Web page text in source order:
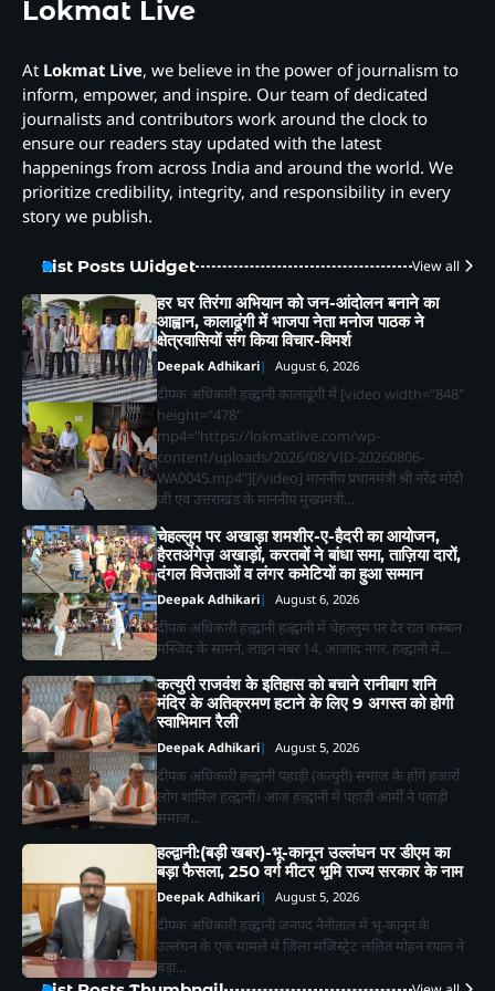
Lokmat Live
At Lokmat Live, we believe in the power of journalism to
inform, empower, and inspire. Our team of dedicated
journalists and contributors work around the clock to
ensure our readers stay updated with the latest
happenings from across India and around the world. We
prioritize credibility, integrity, and responsibility in every
story we publish.
List Posts Widget View all
हर घर तिरंगा अभियान को जन-आंदोलन बनाने का
आह्वान, कालाढूंगी में भाजपा नेता मनोज पाठक ने
क्षेत्रवासियों संग किया विचार-विमर्श
Deepak Adhikari August 6, 2026
दीपक अधिकारी हल्द्वानी कालाढूंगी में [video width="848"
height="478"
mp4="https://lokmatlive.com/wp-
content/uploads/2026/08/VID-20260806-
WA0045.mp4"][/video] माननीय प्रधानमंत्री श्री नरेंद्र मोदी
जी एवं उत्तराखंड के माननीय मुख्यमंत्री…
चेहल्लुम पर अखाड़ा शमशीर-ए-हैदरी का आयोजन,
हैरतअंगेज़ अखाड़ों, करतबों ने बांधा समा, ताज़िया दारों,
दंगल विजेताओं व लंगर कमेटियों का हुआ सम्मान
Deepak Adhikari August 6, 2026
दीपक अधिकारी हल्द्वानी हल्द्वानी में चेहल्लुम पर देर रात कस्बान
मस्जिद के सामने, लाइन नंबर 14, आजाद नगर, हल्द्वानी में…
कत्युरी राजवंश के इतिहास को बचाने रानीबाग शनि
मंदिर के अतिक्रमण हटाने के लिए 9 अगस्त को होगी
स्वाभिमान रैली
Deepak Adhikari August 5, 2026
दीपक अधिकारी हल्द्वानी पहाड़ी (कत्युरी) समाज के होंगे हजारों
लोग शामिल हल्द्वानी। आज हल्द्वानी में पहाड़ी आर्मी ने पहाड़ी
समाज…
हल्द्वानी:(बड़ी खबर)-भू-कानून उल्लंघन पर डीएम का
बड़ा फैसला, 250 वर्ग मीटर भूमि राज्य सरकार के नाम
Deepak Adhikari August 5, 2026
दीपक अधिकारी हल्द्वानी जनपद नैनीताल में भू-कानून के
उल्लंघन के एक मामले में जिला मजिस्ट्रेट ललित मोहन रयाल ने
बड़ा…
2
भीमताल के नियोजित विकास को लेकर दर्जा
राज्यमंत्री भावना मेहरा ने मुख्यमंत्री को सौंपा
3
चाय पर चर्चा” में गूंजा जनसहभागिता का स्वर,
“कल का कालाढूंगी कैसा हो” विषय पर हुआ
व्यापक मंथन
4
हल्द्वानी: कैबिनेट मंत्री राम सिंह कैड़ा ने लगाया
जनता दरबार, मौके पर सुनीं समस्याएं,
अधिकारियों को दिए सख्त निर्देश
Deepak Adhikari